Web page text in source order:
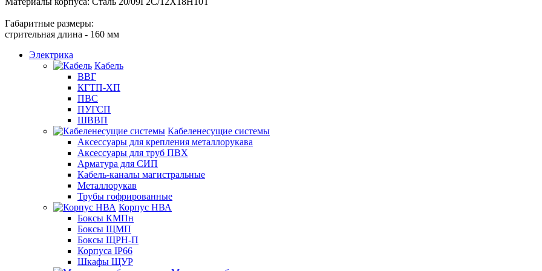
Габаритные размеры:
стрительная длина - 160 мм
Электрика
Кабель
ВВГ
КГТП-ХП
ПВС
ПУГСП
ШВВП
Кабеленесущие системы
Аксессуары для крепления металлорукава
Аксессуары для труб ПВХ
Арматура для СИП
Кабель-каналы магистральные
Металлорукав
Трубы гофрированные
Корпус НВА
Боксы КМПн
Боксы ЩМП
Боксы ЩРН-П
Корпуса IP66
Шкафы ЩУР